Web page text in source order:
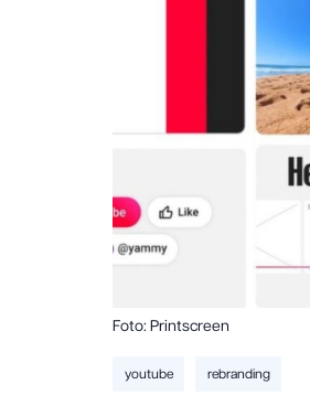
Foto: Printscreen
youtube rebranding